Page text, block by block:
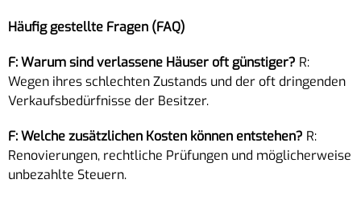
Häufig gestellte Fragen (FAQ)
F: Warum sind verlassene Häuser oft günstiger? R:
Wegen ihres schlechten Zustands und der oft dringenden
Verkaufsbedürfnisse der Besitzer.
F: Welche zusätzlichen Kosten können entstehen? R:
Renovierungen, rechtliche Prüfungen und möglicherweise
unbezahlte Steuern.